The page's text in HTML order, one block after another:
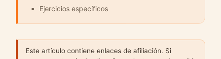
Ejercicios específicos
Este artículo contiene enlaces de afiliación. Si